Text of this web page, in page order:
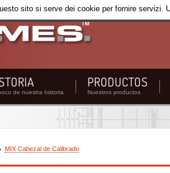
de nuestra historia
PRODUCTOS
Nuestros productos
MIX Cabezal de Calibrado
sito si serve dei cookie per fornire servizi.